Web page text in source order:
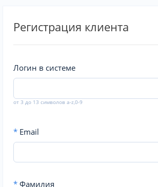
Регистрация клиента
Логин в системе
от 3 до 13 символов a-z,0-9
* Email
* Фамилия